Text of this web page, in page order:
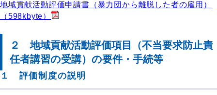
地域貢献活動評価申請書（暴力団から離脱した者の雇用）
（598kbyte）
２ 地域貢献活動評価項目（不当要求防止責
任者講習の受講）の要件・手続等
１ 評価制度の説明